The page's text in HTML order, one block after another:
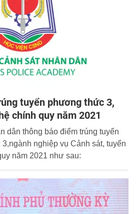
tuyển phương thức 3,
chính quy năm 2021
dân thông báo điểm trúng tuyển
nghiệp vụ Cảnh sát, tuyển
năm 2021 như sau: